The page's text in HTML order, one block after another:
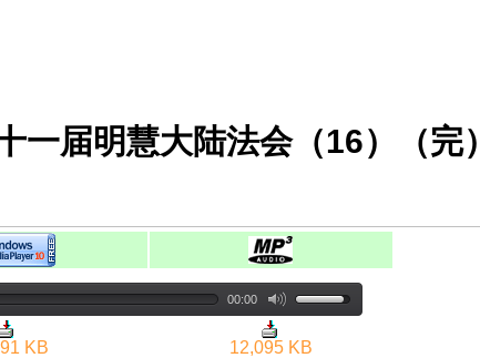
一届明慧大陆法会（16）（完）
00:00
KB
12,095 KB